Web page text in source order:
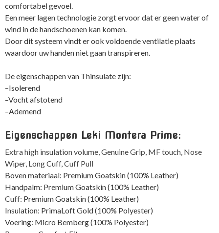
comfortabel gevoel.
Een meer lagen technologie zorgt ervoor dat er geen water of
wind in de handschoenen kan komen.
Door dit systeem vindt er ook voldoende ventilatie plaats
waardoor uw handen niet gaan transpireren.
De eigenschappen van Thinsulate zijn:
–Isolerend
–Vocht afstotend
–Ademend
Eigenschappen Leki Montera Prime:
Extra high insulation volume, Genuine Grip, MF touch, Nose
Wiper, Long Cuff, Cuff Pull
Boven materiaal: Premium Goatskin (100% Leather)
Handpalm: Premium Goatskin (100% Leather)
Cuff: Premium Goatskin (100% Leather)
Insulation: PrimaLoft Gold (100% Polyester)
Voering: Micro Bemberg (100% Polyester)